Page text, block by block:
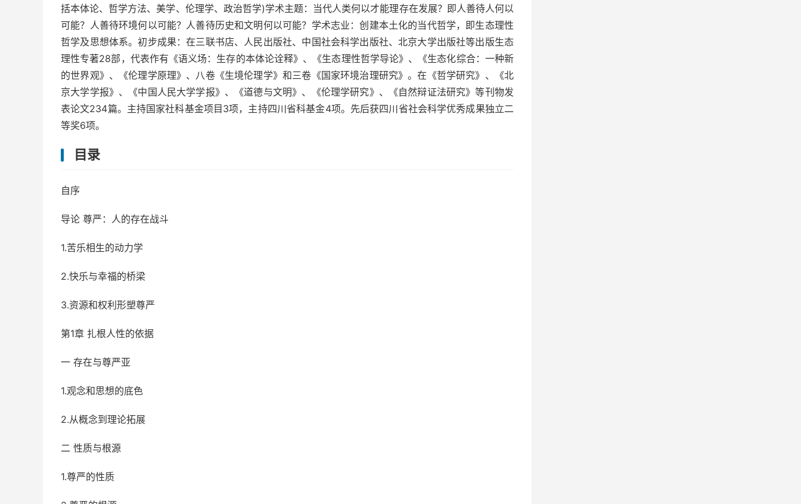
括本体论、哲学方法、美学、伦理学、政治哲学)学术主题：当代人类何以才能理存在发展？即人善待人何以
可能？人善待环境何以可能？人善待历史和文明何以可能？学术志业：创建本土化的当代哲学，即生态理性
哲学及思想体系。初步成果：在三联书店、人民出版社、中国社会科学出版社、北京大学出版社等出版生态
理性专著28部，代表作有《语义场：生存的本体论诠释》、《生态理性哲学导论》、《生态化综合：一种新
的世界观》、《伦理学原理》、八卷《生境伦理学》和三卷《国家环境治理研究》。在《哲学研究》、《北
京大学学报》、《中国人民大学学报》、《道德与文明》、《伦理学研究》、《自然辩证法研究》等刊物发
表论文234篇。主持国家社科基金项目3项，主持四川省科基金4项。先后获四川省社会科学优秀成果独立二
等奖6项。
目录
自序
导论 尊严：人的存在战斗
1.苦乐相生的动力学
2.快乐与幸福的桥梁
3.资源和权利形塑尊严
第1章 扎根人性的依据
一 存在与尊严亚
1.观念和思想的底色
2.从概念到理论拓展
二 性质与根源
1.尊严的性质